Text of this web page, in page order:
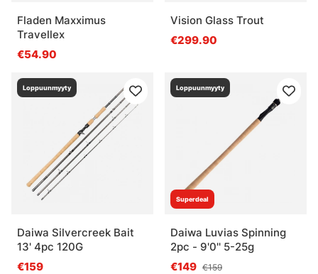
Fladen Maxximus
Travellex
€54.90
Vision Glass Trout
€299.90
Loppuunmyyty
Daiwa Silvercreek Bait
13' 4pc 120G
€159
Superdeal
Loppuunmyyty
Daiwa Luvias Spinning
2pc - 9'0'' 5-25g
€149 €159